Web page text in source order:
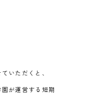
いただくと、
が運営する短期